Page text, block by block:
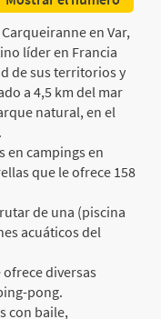
Carqueiranne en Var,
líder en Francia
de sus territorios y
a 4,5 km del mar
natural, en el
en campings en
que le ofrece 158
de una (piscina
acuáticos del
diversas
pong.
con baile,